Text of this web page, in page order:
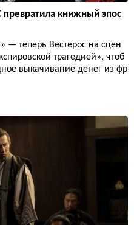
превратила книжный эпос
— теперь Вестерос на сцен
трагедией», чтоб
выкачивание денег из фр